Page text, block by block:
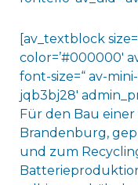
[av_textblock
color=’#000000′
font-size=“ av-
jqb3bj28′
Für den Bau einer
Brandenburg,
und zum